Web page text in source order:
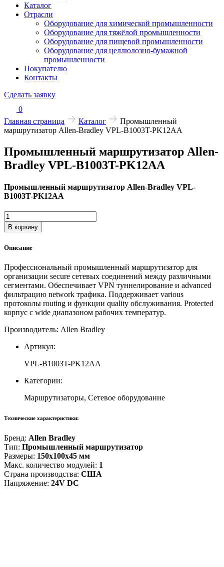
Каталог
Отрасли
Оборудование для химической промышленности
Оборудование для тяжёлой промышленности
Оборудование для пищевой промышленности
Оборудование для целлюлозно-бумажной
промышленности
Покупателю
Контакты
Сделать заявку
0
Главная страница
Каталог
Промышленный
маршрутизатор Allen-Bradley VPL-B1003T-PK12AA
Промышленный маршрутизатор Allen-
Bradley VPL-B1003T-PK12AA
Промышленный маршрутизатор Allen-Bradley VPL-
B1003T-PK12AA
Количество
товара
Промышленный
Allen-
VPL-
B1003T-
PK12AA
В корзину
Описание
Профессиональный промышленный маршрутизатор для
организации secure сетевых соединений между различными
сегментами. Обеспечивает VPN туннелирование и advanced
фильтрацию network трафика. Поддерживает various
протоколы routing и функции quality обслуживания. Protected
корпус с wide диапазоном рабочих температур.
Производитель: Allen Bradley
Артикул:
VPL-B1003T-PK12AA
Категории:
Маршрутизаторы, Сетевое оборудование
Технические характеристики:
Бренд: Allen Bradley
Тип: Промышленный маршрутизатор
Размеры: 150x100x45 мм
Макс. количество модулей: 1
Страна производства: США
Напряжение: 24V DC